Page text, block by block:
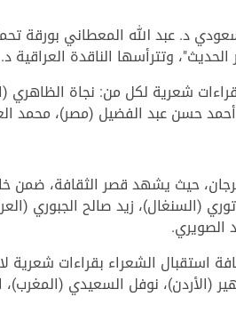
د. عبد الله المعطاني بورقة
وتترأسها الناقدة
شعرية لكل من: نجاة الظاهري
أحمد حسن عبد الفضيل (مصر)، محمد
حيث يشهد قصر الثقافة، ضمن
(السنغال)، زيد صالح الجبوري
الصويري.
استقبال الشعراء بقراءات
(الأردن)، نوفل السعيدي